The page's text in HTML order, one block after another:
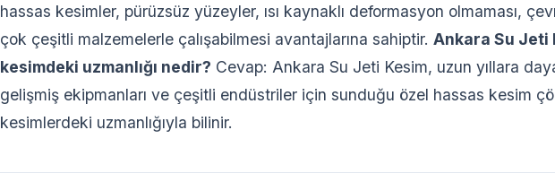
hassas kesimler, pürüzsüz yüzeyler, ısı kaynaklı deformasyon olmaması,
çok çeşitli malzemelerle çalışabilmesi avantajlarına sahiptir. Ankara Su Jeti
kesimdeki uzmanlığı nedir? Cevap: Ankara Su Jeti Kesim, uzun yıllara
gelişmiş ekipmanları ve çeşitli endüstriler için sunduğu özel hassas kesim
kesimlerdeki uzmanlığıyla bilinir.